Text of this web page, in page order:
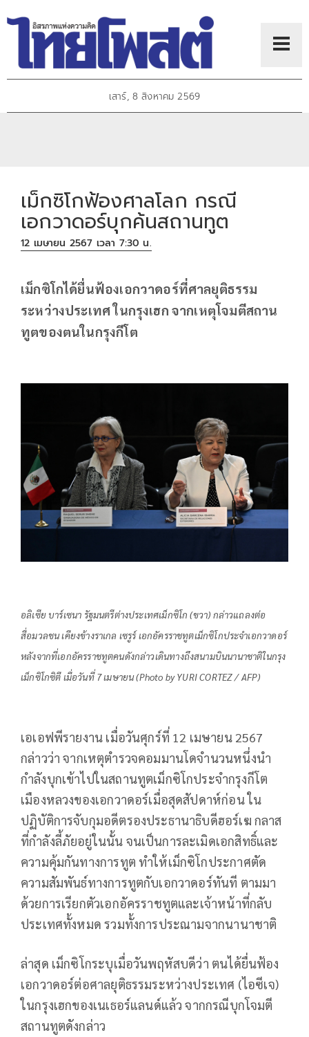
เสาร์, 8 สิงหาคม 2569
เม็กซิโกฟ้องศาลโลก กรณี
เอกวาดอร์บุกค้นสถานทูต
12 เมษายน 2567 เวลา 7:30 น.
เม็กซิโกได้ยื่นฟ้องเอกวาดอร์ที่ศาลยุติธรรม
ระหว่างประเทศ ในกรุงเฮก จากเหตุโจมตีสถาน
ทูตของตนในกรุงกีโต
อลิเซีย บาร์เซนา รัฐมนตรีต่างประเทศเม็กซิโก (ขวา) กล่าวแถลงต่อ
สื่อมวลชน เคียงข้างราเกล เซรูร์ เอกอัครราชทูตเม็กซิโกประจำเอกวาดอร์
หลังจากที่เอกอัครราชทูตคนดังกล่าวเดินทางถึงสนามบินนานาชาติในกรุง
เม็กซิโกซิตี เมื่อวันที่ 7 เมษายน (Photo by YURI CORTEZ / AFP)
เอเอฟพีรายงาน เมื่อวันศุกร์ที่ 12 เมษายน 2567
กล่าวว่า จากเหตุตำรวจคอมมานโดจำนวนหนึ่งนำ
กำลังบุกเข้าไปในสถานทูตเม็กซิโกประจำกรุงกีโต
เมืองหลวงของเอกวาดอร์เมื่อสุดสัปดาห์ก่อน ใน
ปฏิบัติการจับกุมอดีตรองประธานาธิบดีฮอร์เฆ กลาส
ที่กำลังลี้ภัยอยู่ในนั้น จนเป็นการละเมิดเอกสิทธิ์และ
ความคุ้มกันทางการทูต ทำให้เม็กซิโกประกาศตัด
ความสัมพันธ์ทางการทูตกับเอกวาดอร์ทันที ตามมา
ด้วยการเรียกตัวเอกอัครราชทูตและเจ้าหน้าที่กลับ
ประเทศทั้งหมด รวมทั้งการประณามจากนานาชาติ
ล่าสุด เม็กซิโกระบุเมื่อวันพฤหัสบดีว่า ตนได้ยื่นฟ้อง
เอกวาดอร์ต่อศาลยุติธรรมระหว่างประเทศ (ไอซีเจ)
ในกรุงเฮกของเนเธอร์แลนด์แล้ว จากกรณีบุกโจมตี
สถานทูตดังกล่าว